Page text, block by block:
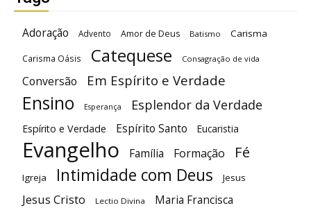
Adoração Advento Amor de Deus Batismo Carisma
Carisma Oásis Catequese Consagração de vida
Conversão Em Espírito e Verdade
Ensino Esperança Esplendor da Verdade
Espírito e Verdade Espírito Santo Eucaristia
Evangelho Família Formação Fé
Igreja Intimidade com Deus Jesus
Jesus Cristo Lectio Divina Maria Francisca